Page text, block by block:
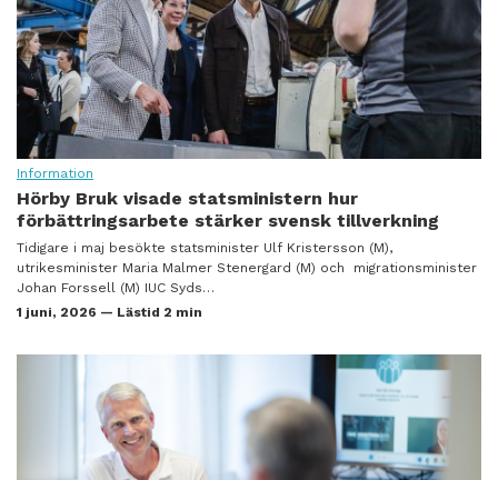
Information
Hörby Bruk visade statsministern hur
förbättringsarbete stärker svensk tillverkning
Tidigare i maj besökte statsminister Ulf Kristersson (M),
utrikesminister Maria Malmer Stenergard (M) och migrationsminister
Johan Forssell (M) IUC Syds…
1 juni, 2026 — Lästid 2 min